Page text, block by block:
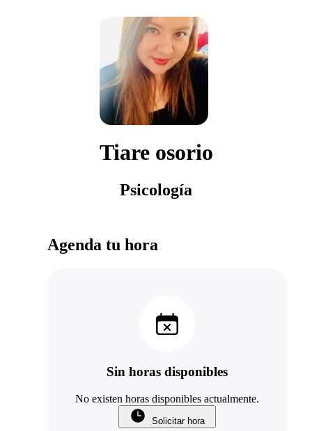
Tiare osorio
Psicología
Agenda tu hora
Sin horas disponibles
No existen horas disponibles actualmente.
Solicitar hora